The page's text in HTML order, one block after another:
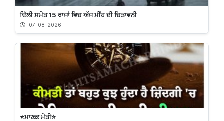
ਦਿੱਲੀ ਸਮੇਤ 15 ਰਾਜਾਂ ਵਿਚ ਅੱਜ ਮੀਂਹ ਦੀ ਚਿਤਾਵਨੀ
07-08-2026
⭐️ਮਾਣਕ ਮੋਤੀ⭐️